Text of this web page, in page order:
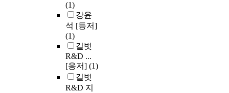
(1)
강윤
석 [등저]
(1)
길벗
R&D ...
[응저] (1)
길벗
R&D 지